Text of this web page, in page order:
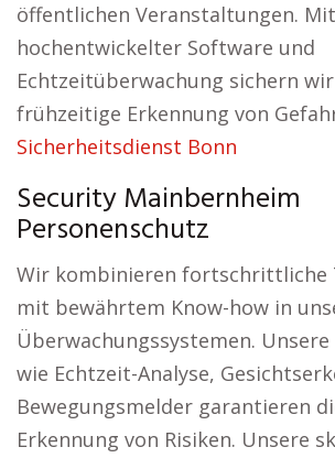
öffentlichen Veranstaltungen. Mit
hochentwickelter Software und
Echtzeitüberwachung sichern
frühzeitige Erkennung von
Sicherheitsdienst Bonn
Security Mainbernheim
Personenschutz
Wir kombinieren fortschrittliche
mit bewährtem Know-how in
Überwachungssystemen.
wie Echtzeit-Analyse,
Bewegungsmelder garantieren
Erkennung von Risiken. Unsere